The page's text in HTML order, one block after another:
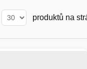
produktů na